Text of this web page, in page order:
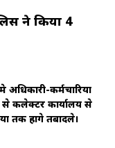
ने किया 4
कर्मचारियों
कलेक्टर कार्यालय से
तक होंगे तबादले।